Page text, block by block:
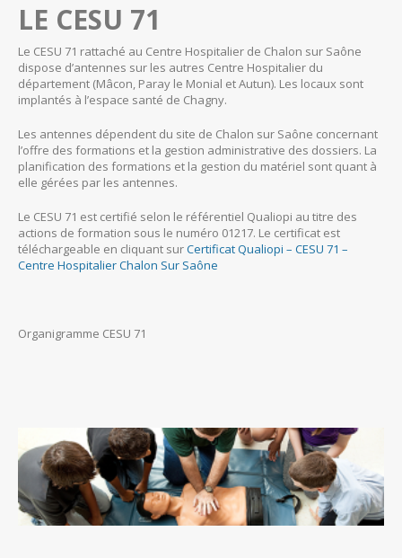
LE CESU 71
Le CESU 71 rattaché au Centre Hospitalier de Chalon sur Saône
dispose d’antennes sur les autres Centre Hospitalier du
département (Mâcon, Paray le Monial et Autun). Les locaux sont
implantés à l’espace santé de Chagny.
Les antennes dépendent du site de Chalon sur Saône concernant
l’offre des formations et la gestion administrative des dossiers. La
planification des formations et la gestion du matériel sont quant à
elle gérées par les antennes.
Le CESU 71 est certifié selon le référentiel Qualiopi au titre des
actions de formation sous le numéro 01217. Le certificat est
téléchargeable en cliquant surCertificat Qualiopi – CESU 71 –
Centre Hospitalier Chalon Sur Saône
Organigramme CESU 71